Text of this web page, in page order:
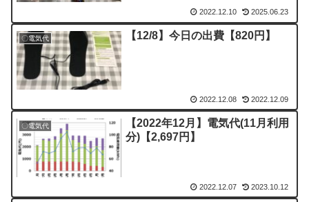
2022.12.10 2025.06.23
〇電気代 【12/8】今日の出費【820円】
2022.12.08 2022.12.09
〇電気代
【2022年12月】電気代(11月利用
分)【2,697円】
2022.12.07 2023.10.12